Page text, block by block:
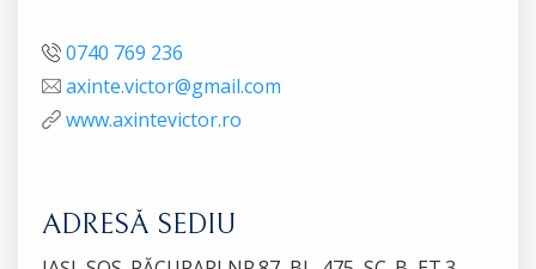
0740 769 236
axinte.victor@gmail.com
www.axintevictor.ro
ADRESĂ SEDIU